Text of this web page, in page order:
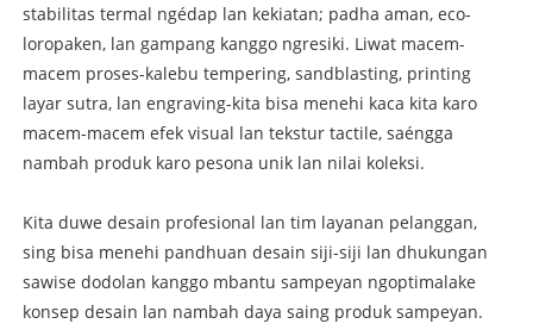
stabilitas termal ngédap lan kekiatan; padha aman, eco-
loropaken, lan gampang kanggo ngresiki. Liwat macem-
macem proses-kalebu tempering, sandblasting, printing
layar sutra, lan engraving-kita bisa menehi kaca kita karo
macem-macem efek visual lan tekstur tactile, saéngga
nambah produk karo pesona unik lan nilai koleksi.
Kita duwe desain profesional lan tim layanan pelanggan,
sing bisa menehi pandhuan desain siji-siji lan dhukungan
sawise dodolan kanggo mbantu sampeyan ngoptimalake
konsep desain lan nambah daya saing produk sampeyan.